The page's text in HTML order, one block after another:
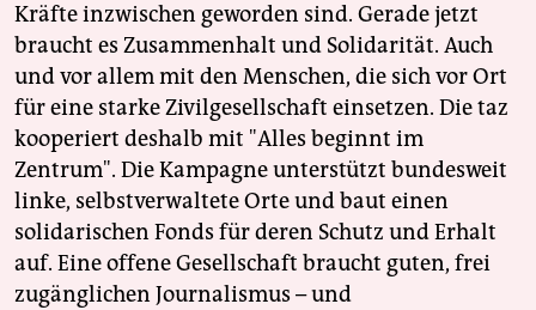
Kräfte inzwischen geworden sind. Gerade jetzt
braucht es Zusammenhalt und Solidarität. Auch
und vor allem mit den Menschen, die sich vor Ort
für eine starke Zivilgesellschaft einsetzen. Die taz
kooperiert deshalb mit "Alles beginnt im
Zentrum". Die Kampagne unterstützt bundesweit
linke, selbstverwaltete Orte und baut einen
solidarischen Fonds für deren Schutz und Erhalt
auf. Eine offene Gesellschaft braucht guten, frei
zugänglichen Journalismus – und